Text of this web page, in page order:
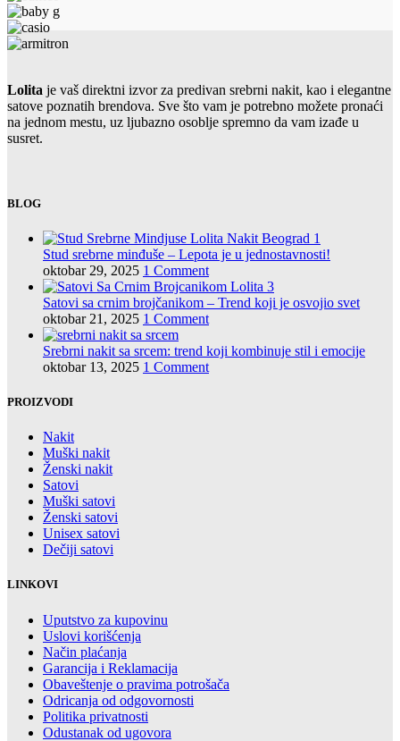
Lolita je vaš direktni izvor za predivan srebrni nakit, kao i elegantne
satove poznatih brendova. Sve što vam je potrebno možete pronaći
na jednom mestu, uz ljubazno osoblje spremno da vam izađe u
susret.
BLOG
Stud srebrne minđuše – Lepota je u jednostavnosti!
oktobar 29, 2025 1 Comment
Satovi sa crnim brojčanikom – Trend koji je osvojio svet
oktobar 21, 2025 1 Comment
Srebrni nakit sa srcem: trend koji kombinuje stil i emocije
oktobar 13, 2025 1 Comment
PROIZVODI
Nakit
Muški nakit
Ženski nakit
Satovi
Muški satovi
Ženski satovi
Unisex satovi
Dečiji satovi
LINKOVI
Uputstvo za kupovinu
Uslovi korišćenja
Način plaćanja
Garancija i Reklamacija
Obaveštenje o pravima potrošača
Odricanja od odgovornosti
Politika privatnosti
Odustanak od ugovora